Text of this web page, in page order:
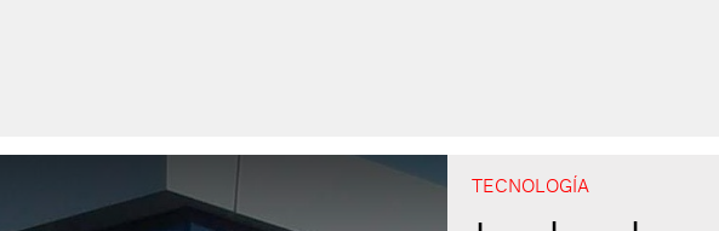
TECNOLOGÍA